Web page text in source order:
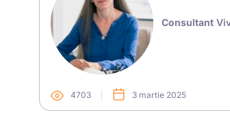
Consultant
4703 3 martie 2025